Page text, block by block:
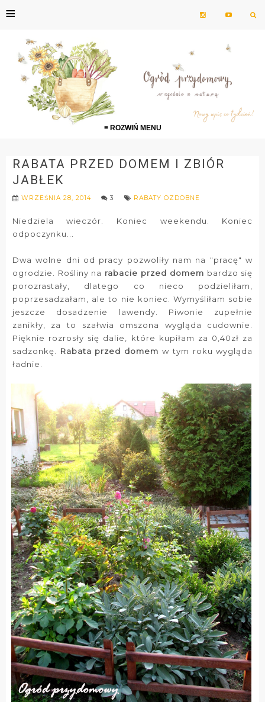
≡
≡ ROZWIŃ MENU
RABATA PRZED DOMEM I ZBIÓR
JABŁEK
WRZEŚNIA 28, 2014 3 RABATY OZDOBNE
Niedziela wieczór. Koniec weekendu. Koniec
odpoczynku...
Dwa wolne dni od pracy pozwoliły nam na "pracę" w
ogrodzie. Rośliny na rabacie przed domem bardzo się
porozrastały, dlatego co nieco podzieliłam,
poprzesadzałam, ale to nie koniec. Wymyśliłam sobie
jeszcze dosadzenie lawendy. Piwonie zupełnie
zanikły, za to szałwia omszona wygląda cudownie.
Pięknie rozrosły się dalie, które kupiłam za 0,40zł za
sadzonkę. Rabata przed domem w tym roku wygląda
ładnie.